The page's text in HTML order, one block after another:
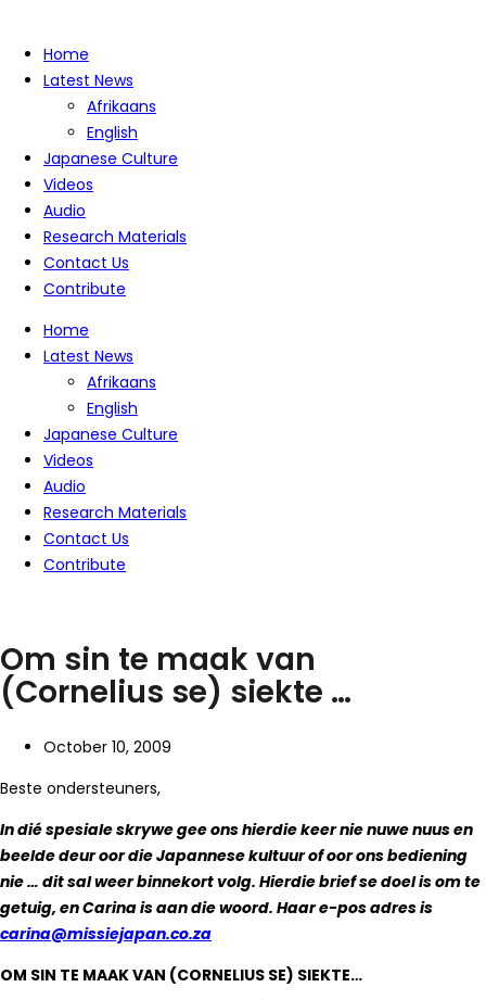
Home
Latest News
Afrikaans
English
Japanese Culture
Videos
Audio
Research Materials
Contact Us
Contribute
Home
Latest News
Afrikaans
English
Japanese Culture
Videos
Audio
Research Materials
Contact Us
Contribute
Om sin te maak van
(Cornelius se) siekte …
October 10, 2009
Beste ondersteuners,
In dié spesiale skrywe gee ons hierdie keer nie nuwe nuus en
beelde deur oor die Japannese kultuur of oor ons bediening
nie … dit sal weer binnekort volg. Hierdie brief se doel is om te
getuig, en Carina is aan die woord. Haar e-pos adres is
carina@missiejapan.co.za
OM SIN TE MAAK VAN (CORNELIUS SE) SIEKTE…